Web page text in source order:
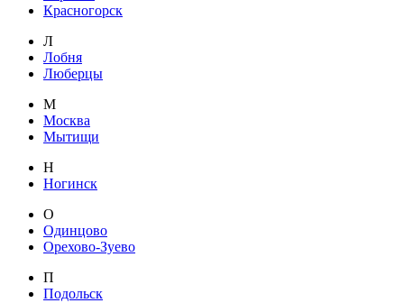
Красногорск
Л
Лобня
Люберцы
М
Москва
Мытищи
Н
Ногинск
О
Одинцово
Орехово-Зуево
П
Подольск